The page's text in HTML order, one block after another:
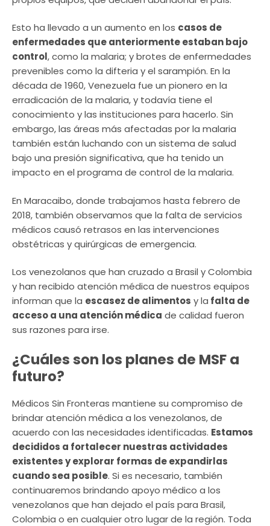
Esto ha llevado a un aumento en los casos de
enfermedades que anteriormente estaban bajo
control, como la malaria; y brotes de enfermedades
prevenibles como la difteria y el sarampión. En la
década de 1960, Venezuela fue un pionero en la
erradicación de la malaria, y todavía tiene el
conocimiento y las instituciones para hacerlo. Sin
embargo, las áreas más afectadas por la malaria
también están luchando con un sistema de salud
bajo una presión significativa, que ha tenido un
impacto en el programa de control de la malaria.
En Maracaibo, donde trabajamos hasta febrero de
2018, también observamos que la falta de servicios
médicos causó retrasos en las intervenciones
obstétricas y quirúrgicas de emergencia.
Los venezolanos que han cruzado a Brasil y Colombia
y han recibido atención médica de nuestros equipos
informan que la escasez de alimentos y la falta de
acceso a una atención médica de calidad fueron
sus razones para irse.
¿Cuáles son los planes de MSF a
futuro?
Médicos Sin Fronteras mantiene su compromiso de
brindar atención médica a los venezolanos, de
acuerdo con las necesidades identificadas. Estamos
decididos a fortalecer nuestras actividades
existentes y explorar formas de expandirlas
cuando sea posible. Si es necesario, también
continuaremos brindando apoyo médico a los
venezolanos que han dejado el país para Brasil,
Colombia o en cualquier otro lugar de la región. Toda